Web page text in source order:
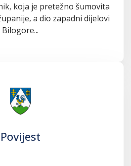
koja je pretežno šumovita
a dio zapadni dijelovi
Bilogore...
Povijest